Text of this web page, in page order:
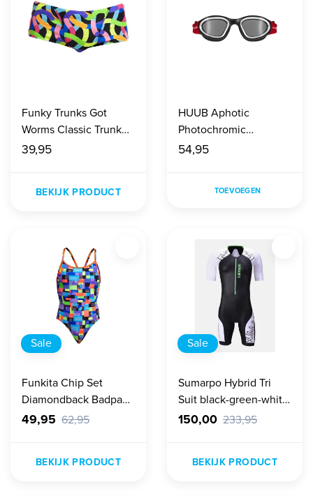
Funky Trunks Got
Worms Classic Trunk
Heren
39,95
BEKIJK PRODUCT
HUUB Aphotic
Photochromic
black/red
54,95
TOEVOEGEN
Sale
Funkita Chip Set
Diamondback Badpak
Dames
49,95 62,95
BEKIJK PRODUCT
Sale
Sumarpo Hybrid Tri
Suit black-green-white
Dames
150,00 233,95
BEKIJK PRODUCT